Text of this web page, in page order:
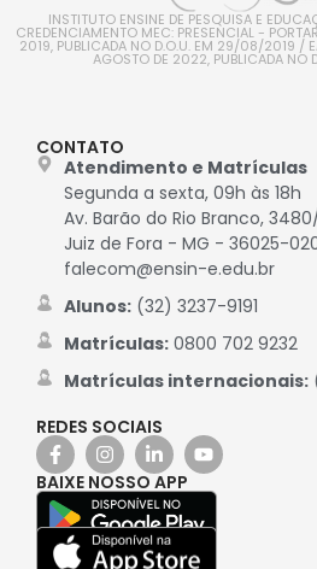
INSTITUTO ENSINE DE PESQUISA E
CREDENCIAMENTO MEC: PRESENCIAL -
2019, PUBLICADA NO D.O.U. EM 29/08/2019 /
AGOSTO DE 2022, PUBLICADA NO
CONTATO
Atendimento e Matrículas
Segunda a sexta, 09h às 18h
Av. Barão do Rio Branco,
Juiz de Fora - MG - 36025-
falecom@ensin-e.edu.br
Alunos:(32) 3237-9191
Matrículas:0800 702 9232
Matrículas internacionais:
REDES SOCIAIS
BAIXE NOSSO APP